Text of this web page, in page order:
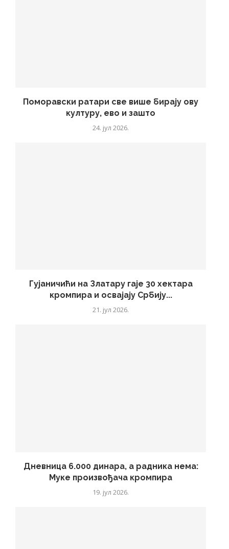
Поморавски ратари све више бирају ову
културу, ево и зашто
24. јул 2026.
Гујаничићи на Златару гаје 30 хектара
кромпира и освајају Србију...
21. јул 2026.
Дневница 6.000 динара, а радника нема:
Муке произвођача кромпира
19. јул 2026.